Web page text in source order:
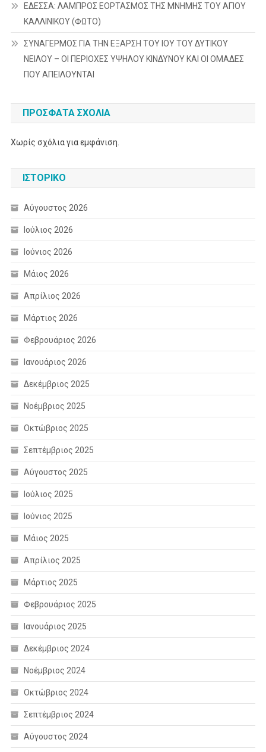
ΕΔΕΣΣΑ: ΛΑΜΠΡΟΣ ΕΟΡΤΑΣΜΟΣ ΤΗΣ ΜΝΗΜΗΣ ΤΟΥ ΑΓΙΟΥ
ΚΑΛΛΙΝΙΚΟΥ (ΦΩΤΟ)
ΣΥΝΑΓΕΡΜΟΣ ΓΙΑ ΤΗΝ ΕΞΑΡΣΗ ΤΟΥ ΙΟΥ ΤΟΥ ΔΥΤΙΚΟΥ
ΝΕΙΛΟΥ – ΟΙ ΠΕΡΙΟΧΕΣ ΥΨΗΛΟΥ ΚΙΝΔΥΝΟΥ ΚΑΙ ΟΙ ΟΜΑΔΕΣ
ΠΟΥ ΑΠΕΙΛΟΥΝΤΑΙ
ΠΡΌΣΦΑΤΑ ΣΧΌΛΙΑ
Χωρίς σχόλια για εμφάνιση.
ΙΣΤΟΡΙΚΌ
Αύγουστος 2026
Ιούλιος 2026
Ιούνιος 2026
Μάιος 2026
Απρίλιος 2026
Μάρτιος 2026
Φεβρουάριος 2026
Ιανουάριος 2026
Δεκέμβριος 2025
Νοέμβριος 2025
Οκτώβριος 2025
Σεπτέμβριος 2025
Αύγουστος 2025
Ιούλιος 2025
Ιούνιος 2025
Μάιος 2025
Απρίλιος 2025
Μάρτιος 2025
Φεβρουάριος 2025
Ιανουάριος 2025
Δεκέμβριος 2024
Νοέμβριος 2024
Οκτώβριος 2024
Σεπτέμβριος 2024
Αύγουστος 2024